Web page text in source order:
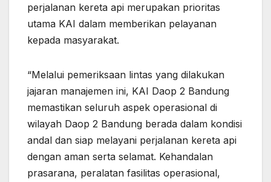
perjalanan kereta api merupakan prioritas
utama KAI dalam memberikan pelayanan
kepada masyarakat.
“Melalui pemeriksaan lintas yang dilakukan
jajaran manajemen ini, KAI Daop 2 Bandung
memastikan seluruh aspek operasional di
wilayah Daop 2 Bandung berada dalam kondisi
andal dan siap melayani perjalanan kereta api
dengan aman serta selamat. Kehandalan
prasarana, peralatan fasilitas operasional,